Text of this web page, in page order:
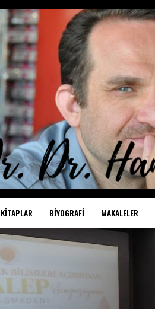
KITAPLAR BIYOGRAFI MAKALELER